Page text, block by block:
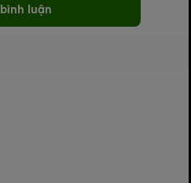
Gửi bình luận